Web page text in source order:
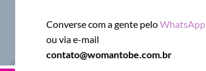
Converse com a gente peloWhatsApp
ou via e-mail
contato@womantobe.com.br